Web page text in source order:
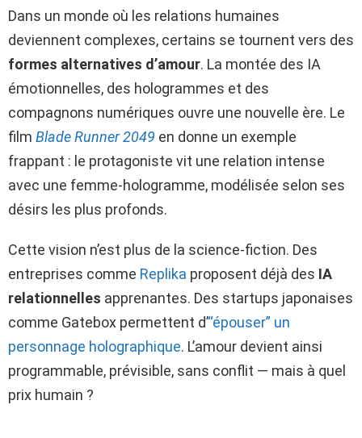
Dans un monde où les relations humaines
deviennent complexes, certains se tournent vers des
formes alternatives d’amour. La montée des IA
émotionnelles, des hologrammes et des
compagnons numériques ouvre une nouvelle ère. Le
film Blade Runner 2049 en donne un exemple
frappant : le protagoniste vit une relation intense
avec une femme-hologramme, modélisée selon ses
désirs les plus profonds.
Cette vision n’est plus de la science-fiction. Des
entreprises comme Replika proposent déjà des IA
relationnelles apprenantes. Des startups japonaises
comme Gatebox permettent d’“épouser” un
personnage holographique. L’amour devient ainsi
programmable, prévisible, sans conflit — mais à quel
prix humain ?